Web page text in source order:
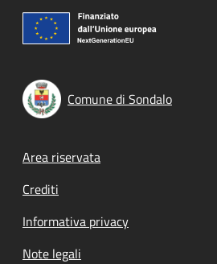
Comune di Sondalo
Footer menu
Area riservata
Crediti
Informativa privacy
Note legali